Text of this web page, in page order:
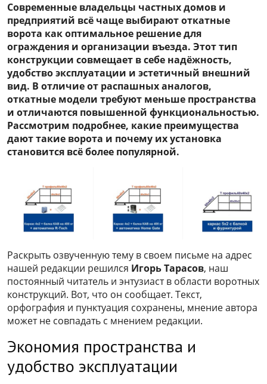
Современные владельцы частных домов и
предприятий всё чаще выбирают откатные
ворота как оптимальное решение для
ограждения и организации въезда. Этот тип
конструкции совмещает в себе надёжность,
удобство эксплуатации и эстетичный внешний
вид. В отличие от распашных аналогов,
откатные модели требуют меньше пространства
и отличаются повышенной функциональностью.
Рассмотрим подробнее, какие преимущества
дают такие ворота и почему их установка
становится всё более популярной.
Раскрыть озвученную тему в своем письме на адрес
нашей редакции решился Игорь Тарасов, наш
постоянный читатель и энтузиаст в области воротных
конструкций. Вот, что он сообщает. Текст,
орфография и пунктуация сохранены, мнение автора
может не совпадать с мнением редакции.
Экономия пространства и
удобство эксплуатации